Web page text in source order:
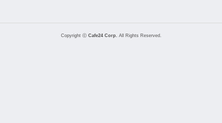
Copyright ⓒ Cafe24 Corp. All Rights Reserved.